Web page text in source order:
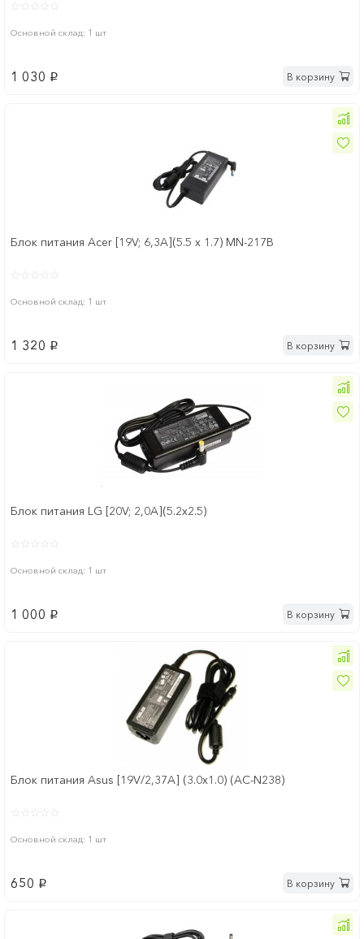
Основной склад: 1 шт
1 030 p В корзину
Блок питания Acer [19V; 6,3A](5.5 x 1.7) MN-217B
Основной склад: 1 шт
1 320 p В корзину
Блок питания LG [20V; 2,0A](5.2x2.5)
Основной склад: 1 шт
1 000 p В корзину
Блок питания Asus [19V/2,37A] (3.0x1.0) (AC-N238)
Основной склад: 1 шт
650 p В корзину